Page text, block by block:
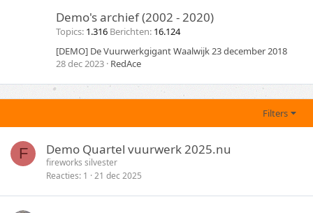
Demo's archief (2002 - 2020)
Topics 1.316 Berichten 16.124
[DEMO] De Vuurwerkgigant Waalwijk 23 december 2018
28 dec 2023 RedAce
Filters
F Demo Quartel vuurwerk 2025.nu
fireworks silvester
Reacties 1 21 dec 2025